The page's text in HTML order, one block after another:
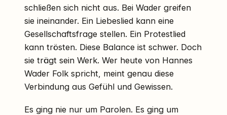
schließen sich nicht aus. Bei Wader greifen
sie ineinander. Ein Liebeslied kann eine
Gesellschaftsfrage stellen. Ein Protestlied
kann trösten. Diese Balance ist schwer. Doch
sie trägt sein Werk. Wer heute von Hannes
Wader Folk spricht, meint genau diese
Verbindung aus Gefühl und Gewissen.
Es ging nie nur um Parolen. Es ging um